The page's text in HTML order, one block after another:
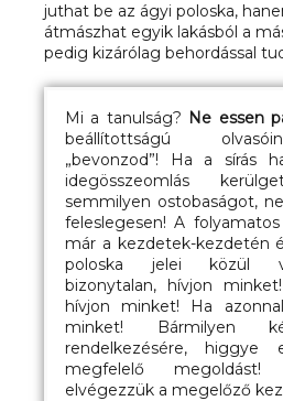
juthat be az ágyi poloska,
átmászhat egyik lakásból a
pedig kizárólag behordással
Mi a tanulság? Ne essen
beállítottságú
„bevonzod”! Ha a sírás
idegösszeomlás
semmilyen ostobaságot,
feleslegesen! A
már a kezdetek-kezdetén
poloska jelei közül
bizonytalan, hívjon
hívjon minket! Ha
minket! Bármilyen
rendelkezésére, higgye
megfelelő
elvégezzük a megelőző